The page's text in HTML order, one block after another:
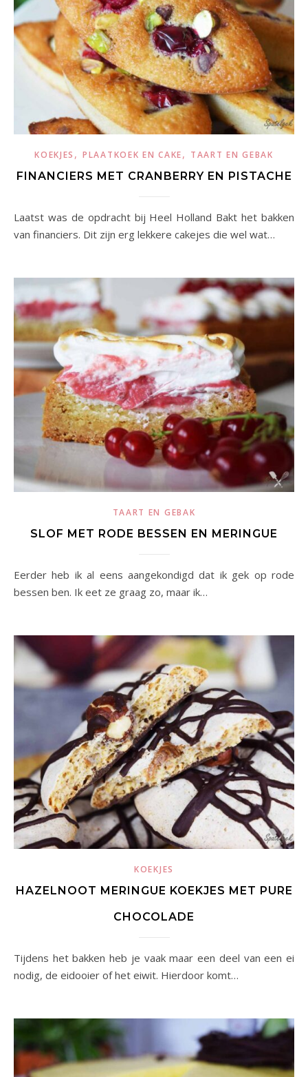
KOEKJES ,PLAATKOEK EN CAKE, TAART EN GEBAK
FINANCIERS MET CRANBERRY EN PISTACHE
Laatst was de opdracht bij Heel Holland Bakt het bakken
van financiers. Dit zijn erg lekkere cakejes die wel wat…
TAART EN GEBAK
SLOF MET RODE BESSEN EN MERINGUE
Eerder heb ik al eens aangekondigd dat ik gek op rode
bessen ben. Ik eet ze graag zo, maar ik…
KOEKJES
HAZELNOOT MERINGUE KOEKJES MET PURE
CHOCOLADE
Tijdens het bakken heb je vaak maar een deel van een ei
nodig, de eidooier of het eiwit. Hierdoor komt…